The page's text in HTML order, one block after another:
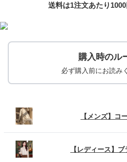
送料は1注文あたり 1000
購入時のル
必ず購入前にお読み
【メンズ】コ
【レディース】ブ